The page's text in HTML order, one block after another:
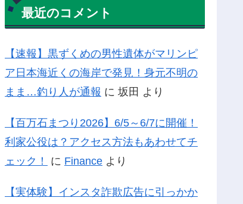
最近のコメント
【速報】黒ずくめの男性遺体がマリンピ
ア日本海近くの海岸で発見！身元不明の
まま…釣り人が通報 に 坂田 より
【百万石まつり2026】6/5～6/7に開催！
利家公役は？アクセス方法もあわせてチ
ェック！
に Finance より
【実体験】インスタ詐欺広告に引っかか